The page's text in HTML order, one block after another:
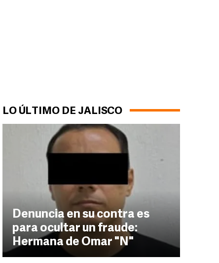
LO ÚLTIMO DE JALISCO
Denuncia en su contra es
para ocultar un fraude:
Hermana de Omar "N"